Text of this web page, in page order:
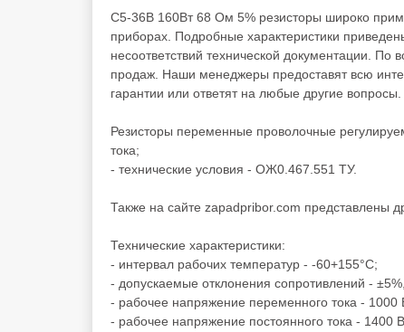
С5-36В 160Вт 68 Ом 5% резисторы широко
приборах. Подробные характеристики
несоответствий технической документации. По
продаж. Наши менеджеры предоставят всю
гарантии или ответят на любые другие вопросы.
Резисторы переменные проволочные
тока;
- технические условия - ОЖ0.467.551 ТУ.
Также на сайте zapadpribor.com представлены
Технические характеристики:
- интервал рабочих температур - -60+155°C;
- допускаемые отклонения сопротивлений -
- рабочее напряжение переменного тока - 1000
- рабочее напряжение постоянного тока - 1400